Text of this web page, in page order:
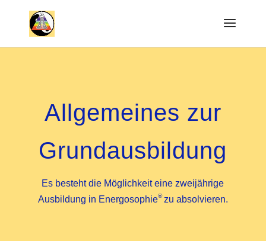
Allgemeines zur
Grundausbildung
Es besteht die Möglichkeit eine zweijährige
Ausbildung in Energosophie®zu absolvieren.